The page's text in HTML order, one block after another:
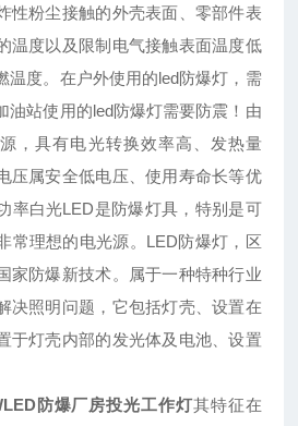
性粉尘接触的外壳表面、零部件表
温度以及限制电气接触表面温度低
温度。在户外使用的led防爆灯，需
油站使用的led防爆灯需要防震！由
，具有电光转换效率高、发热量
压属安全低电压、使用寿命长等优
率白光LED是防爆灯具，特别是可
常理想的电光源。LED防爆灯，区
家防爆新技术。属于一种特种行业
决照明问题，它包括灯壳、设置在
于灯壳内部的发光体及电池、设置
防爆厂房投光工作灯其特征在